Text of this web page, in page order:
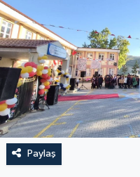
Paylaş